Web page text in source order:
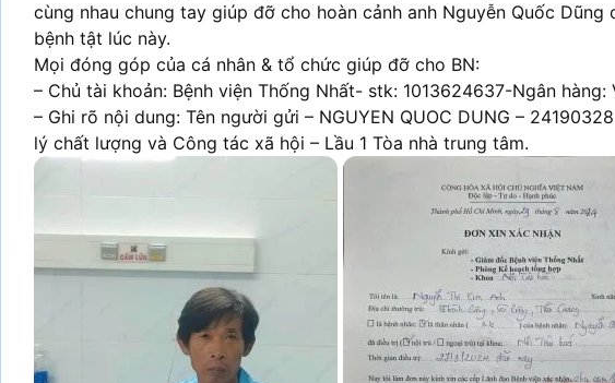
cùng nhau chung tay giúp đỡ cho hoàn cảnh anh Nguyễn Quốc
bệnh tật lúc này.
Mọi đóng góp của cá nhân & tổ chức giúp đỡ cho BN:
– Chủ tài khoản: Bệnh viện Thống Nhất- stk: 1013624637-Ngân hàng:
– Ghi rõ nội dung: Tên người gửi – NGUYEN QUOC DUNG –
lý chất lượng và Công tác xã hội – Lầu 1 Tòa nhà trung tâm.